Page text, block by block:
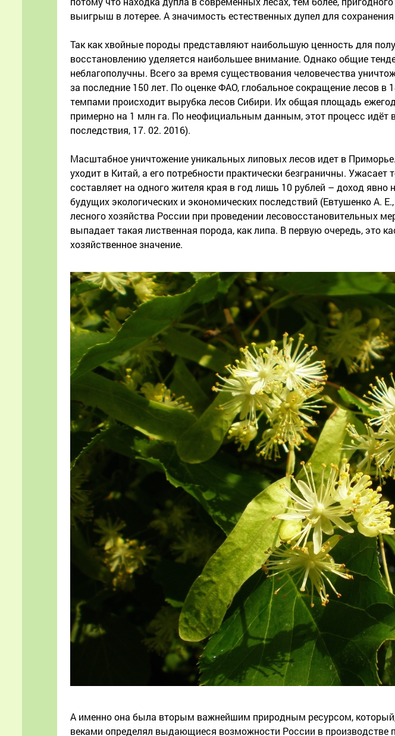
выигрыш в лотерее. А значимость естественных дупел для
Так как хвойные породы представляют наибольшую ценность для
восстановлению уделяется наибольшее внимание. Однако общие
неблагополучны. Всего за время существования человечества
за последние 150 лет. По оценке ФАО, глобальное сокращение лесов
темпами происходит вырубка лесов Сибири. Их общая площадь
примерно на 1 млн га. По неофициальным данным, этот процесс идёт
последствия, 17. 02. 2016).
Масштабное уничтожение уникальных липовых лесов идет в
уходит в Китай, а его потребности практически безграничны.
составляет на одного жителя края в год лишь 10 рублей – доход
будущих экологических и экономических последствий (Евтушенко А.
лесного хозяйства России при проведении лесовосстановительных
выпадает такая лиственная порода, как липа. В первую очередь, это
хозяйственное значение.
А именно она была вторым важнейшим природным ресурсом,
веками определял выдающиеся возможности России в производстве